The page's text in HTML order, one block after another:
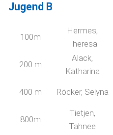
Jugend B
100m
Hermes,
Theresa
200 m
Alack,
Katharina
400 m Röcker, Selyna
800m
Tietjen,
Tahnee